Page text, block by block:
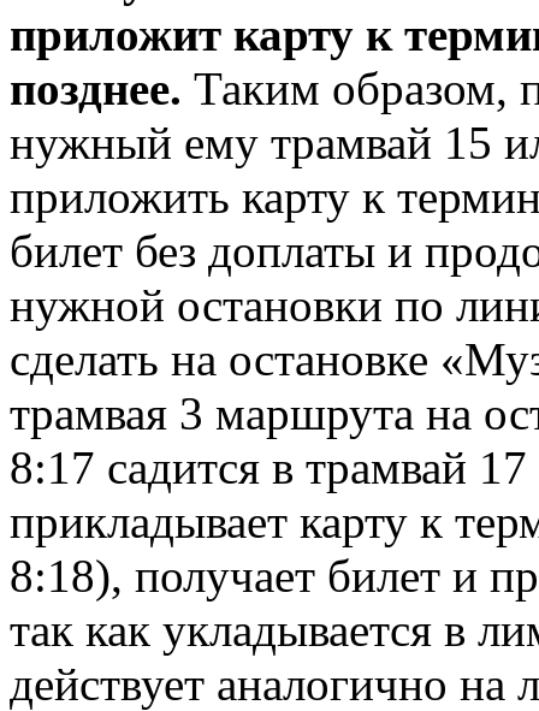
приложит карту к
позднее. Таким образом,
нужный ему трамвай 15
приложить карту к
билет без доплаты и
нужной остановки по
сделать на остановке
трамвая 3 маршрута на
8:17 садится в трамвай
прикладывает карту к
8:18), получает билет и
так как укладывается в
действует аналогично